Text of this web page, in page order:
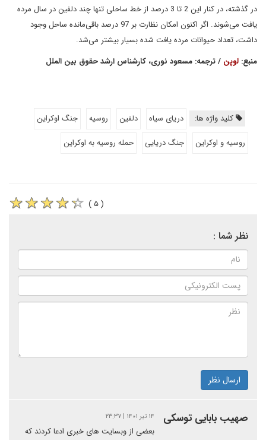
در گذشته، در کنار این 2 تا 3 درصد از خط ساحلی تنها چند دلفین در سال مرده
یافت می‌شوند. اگر اکنون امکان نظارت بر 97 درصد باقی‌مانده ساحل وجود
داشت، تعداد حیوانات مرده یافت شده بسیار بیشتر می‌شد.
منبع: لوپن / ترجمه: مسعود نوری، کارشناس ارشد حقوق بین الملل
کلید واژه ها: دریای سیاه دلفین روسیه
جنگ اوکراین
روسیه و اوکراین
جنگ دریایی حمله روسیه به اوکراین
( ۵ )
نظر شما :
ارسال نظر
صهیب بابایی توسکی ۱۴ تیر ۱۴۰۱ | ۲۳:۳۷
بعضی از وبسایت های خبری ادعا کردند که